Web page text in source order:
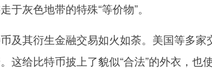
于灰色地带的特殊“等价物”。
其衍生金融交易如火如荼。美国等多家
这给比特币披上了貌似“合法”的外衣，也